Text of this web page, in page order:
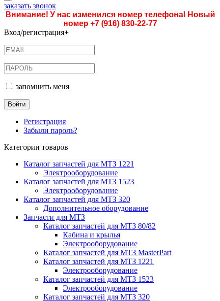
заказать звонок
Внимание! У нас изменился номер телефона! Новый
номер +7 (916) 830-22-77
Вход/регистрация+
запомнить меня
Регистрация
Забыли пароль?
Категории товаров
Каталог запчастей для МТЗ 1221
Электрооборудование
Каталог запчастей для МТЗ 1523
Электрооборудование
Каталог запчастей для МТЗ 320
Дополнительное оборудование
Запчасти для МТЗ
Каталог запчастей для МТЗ 80/82
Кабина и крылья
Электрооборудование
Каталог запчастей для МТЗ MasterPart
Каталог запчастей для МТЗ 1221
Электрооборудование
Каталог запчастей для МТЗ 1523
Электрооборудование
Каталог запчастей для МТЗ 320